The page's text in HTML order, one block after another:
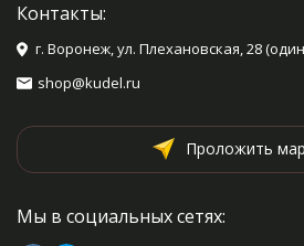
Контакты:
г. Воронеж, ул. Плехановская, 28
shop@kudel.ru
Проложить
Мы в социальных сетях: